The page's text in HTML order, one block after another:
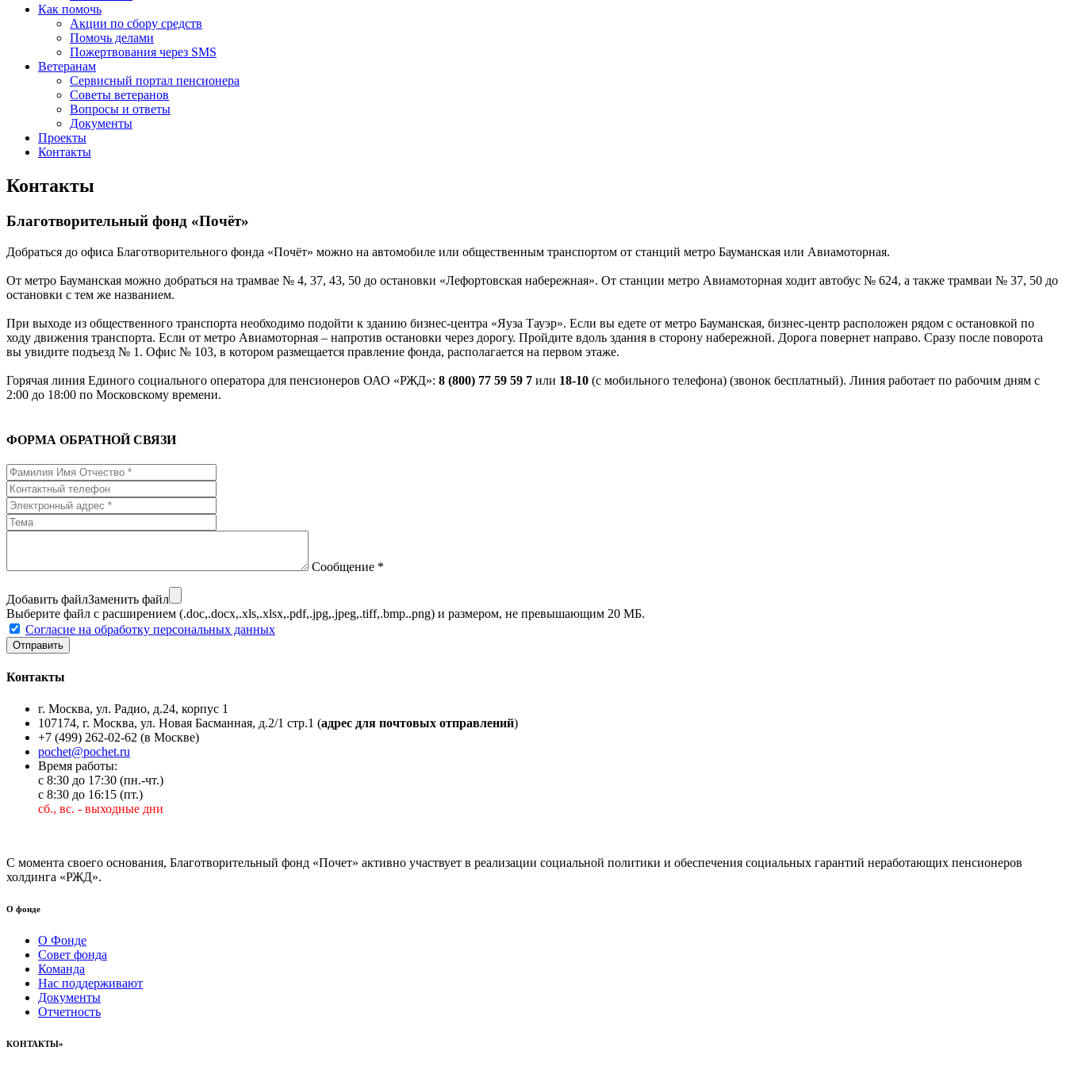
Как помочь
Акции по сбору средств
Помочь делами
Пожертвования через SMS
Ветеранам
Сервисный портал пенсионера
Советы ветеранов
Вопросы и ответы
Документы
Проекты
Контакты
Контакты
Благотворительный фонд «Почёт»
Добраться до офиса Благотворительного фонда «Почёт» можно на автомобиле или общественным транспортом от станций метро Бауманская или Авиамоторная.
От метро Бауманская можно добраться на трамвае № 4, 37, 43, 50 до остановки «Лефортовская набережная». От станции метро Авиамоторная ходит автобус № 624, а также трамваи № 37, 50 до
остановки с тем же названием.
При выходе из общественного транспорта необходимо подойти к зданию бизнес-центра «Яуза Тауэр». Если вы едете от метро Бауманская, бизнес-центр расположен рядом с остановкой по
ходу движения транспорта. Если от метро Авиамоторная – напротив остановки через дорогу. Пройдите вдоль здания в сторону набережной. Дорога повернет направо. Сразу после поворота
вы увидите подъезд № 1. Офис № 103, в котором размещается правление фонда, располагается на первом этаже.
Горячая линия Единого социального оператора для пенсионеров ОАО «РЖД»: 8 (800) 77 59 59 7 или 18-10 (с мобильного телефона) (звонок бесплатный). Линия работает по рабочим дням с
2:00 до 18:00 по Московскому времени.
ФОРМА ОБРАТНОЙ СВЯЗИ
Сообщение *
Добавить файлЗаменить файл
Выберите файл с расширением (.doc,.docx,.xls,.xlsx,.pdf,.jpg,.jpeg,.tiff,.bmp..png) и размером, не превышающим 20 МБ.
Согласие на обработку персональных данных
Контакты
г. Москва, ул. Радио, д.24, корпус 1
107174, г. Москва, ул. Новая Басманная, д.2/1 стр.1 (адрес для почтовых отправлений)
+7 (499) 262-02-62 (в Москве)
pochet@pochet.ru
Время работы:
c 8:30 до 17:30 (пн.-чт.)
с 8:30 до 16:15 (пт.)
сб., вс. - выходные дни
С момента своего основания, Благотворительный фонд «Почет» активно участвует в реализации социальной политики и обеспечения социальных гарантий неработающих пенсионеров
холдинга «РЖД».
О фонде
О Фонде
Совет фонда
Команда
Нас поддерживают
Документы
Отчетность
КОНТАКТЫ»